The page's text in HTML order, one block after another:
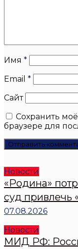
Имя *
Email *
Сайт
Сохранить
браузере для
Новости
«Родина»
суд привлечь
07.08.2026
Новости
МИД РФ: